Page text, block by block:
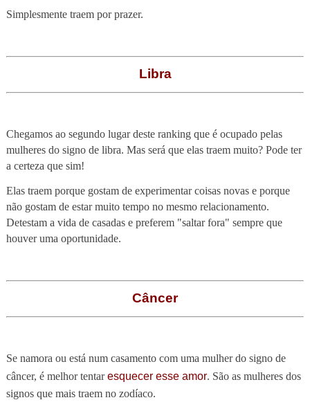
Simplesmente traem por prazer.
Libra
Chegamos ao segundo lugar deste ranking que é ocupado pelas
mulheres do signo de libra. Mas será que elas traem muito? Pode ter
a certeza que sim!
Elas traem porque gostam de experimentar coisas novas e porque
não gostam de estar muito tempo no mesmo relacionamento.
Detestam a vida de casadas e preferem "saltar fora" sempre que
houver uma oportunidade.
Câncer
Se namora ou está num casamento com uma mulher do signo de
câncer, é melhor tentaresquecer esse amor. São as mulheres dos
signos que mais traem no zodíaco.